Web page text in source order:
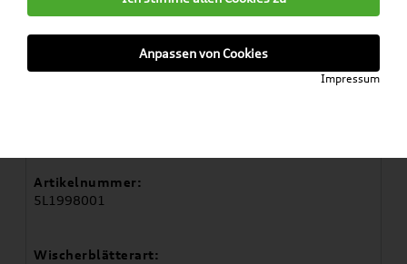
Artikelbeschreibung
Artikelnummer:
5L1998001
Wischerblätterart:
Anpassen von Cookies
Impressum